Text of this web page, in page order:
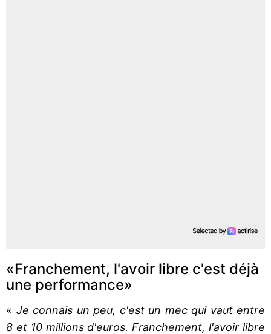
«Franchement, l'avoir libre c'est déjà
une performance»
« Je connais un peu, c'est un mec qui vaut entre
8 et 10 millions d'euros. Franchement, l'avoir libre